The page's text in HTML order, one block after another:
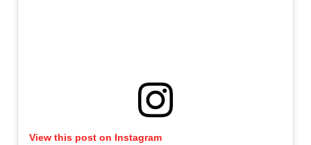
View this post on Instagram